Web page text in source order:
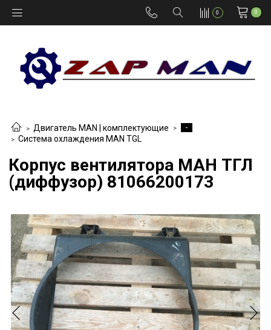
0 0
Двигатель MAN | комплектующие
-
Система охлаждения MAN TGL
Корпус вентилятора МАН ТГЛ
(диффузор) 81066200173